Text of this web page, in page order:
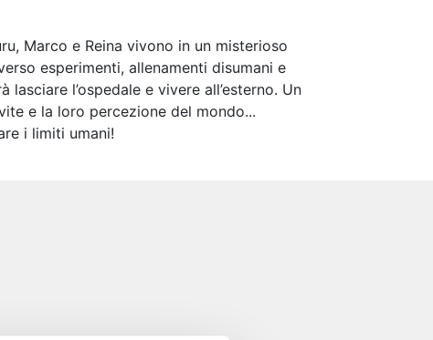
Marco e Reina vivono in un misterioso
esperimenti, allenamenti disumani e
l’ospedale e vivere all’esterno. Un
e la loro percezione del mondo...
i limiti umani!